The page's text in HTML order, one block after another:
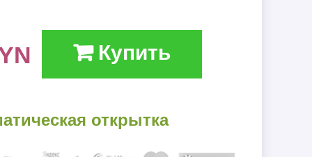
Купить
открытка